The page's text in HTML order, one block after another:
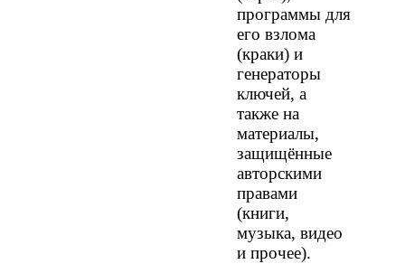
программы для
его взлома
(краки) и
генераторы
ключей, а
также на
материалы,
защищённые
авторскими
правами
(книги,
музыка, видео
и прочее).